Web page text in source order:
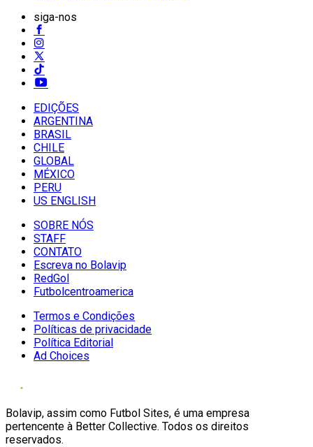
siga-nos
EDIÇÕES
ARGENTINA
BRASIL
CHILE
GLOBAL
MÉXICO
PERU
US ENGLISH
SOBRE NÓS
STAFF
CONTATO
Escreva no Bolavip
RedGol
Futbolcentroamerica
Termos e Condições
Políticas de privacidade
Política Editorial
Ad Choices
Bolavip, assim como Futbol Sites, é uma empresa
pertencente à Better Collective. Todos os direitos
reservados.